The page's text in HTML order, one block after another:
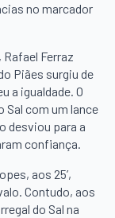
no marcador
Rafael Ferraz
Piães surgiu de
a igualdade. O
Sal com um lance
desviou para a
confiança.
aos 25’,
Contudo, aos
do Sal na